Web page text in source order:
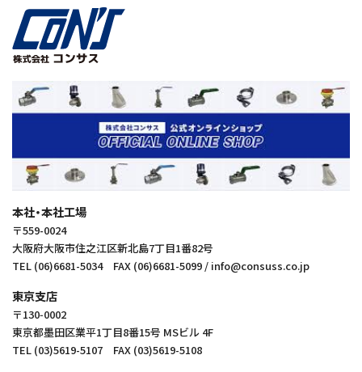
本社・本社工場
〒559-0024
大阪府大阪市住之江区新北島7丁目1番82号
TEL (06)6681-5034 FAX (06)6681-5099 / info@consuss.co.jp
東京支店
〒130‑0002
東京都墨田区業平1丁目8番15号 MSビル 4F
TEL (03)5619-5107 FAX (03)5619-5108